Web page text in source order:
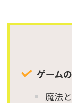
ゲーム
魔法